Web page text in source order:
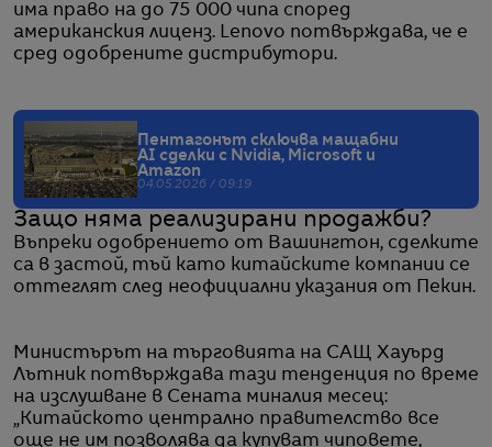
има право на до 75 000 чипа според
американския лиценз. Lenovo потвърждава, че е
сред одобрените дистрибутори.
Пентагонът сключва мащабни
AI сделки с Nvidia, Microsoft и
Amazon
04.05.2026 / 09:19
Защо няма реализирани продажби?
Въпреки одобрението от Вашингтон, сделките
са в застой, тъй като китайските компании се
оттеглят след неофициални указания от Пекин.
Министърът на търговията на САЩ Хауърд
Лътник потвърждава тази тенденция по време
на изслушване в Сената миналия месец:
„Китайското централно правителство все
още не им позволява да купуват чиповете,